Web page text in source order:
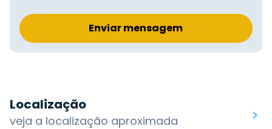
Enviar mensagem
Localização
veja a localização aproximada